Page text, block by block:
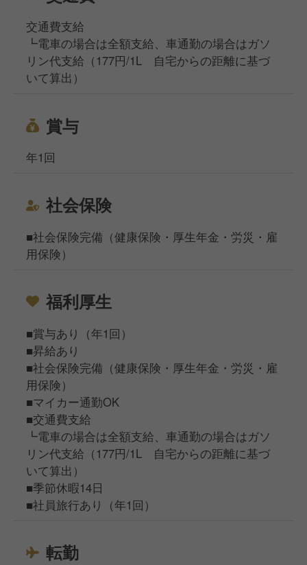
交通費支給
┗電車の場合は全額支給、車通勤の場合はガソ
リン代支給（177円/1L 自宅からの距離に基づ
いて算出）
賞与
年1回
社会保険
■社会保険完備（健康保険・厚生年金・労災・雇
用保険）
福利厚生
■賞与あり（年1回）
■昇給あり
■社会保険完備（健康保険・厚生年金・労災・雇
用保険）
■マイカー通勤OK
■交通費支給
┗電車の場合は全額支給、車通勤の場合はガソ
リン代支給（177円/1L 自宅からの距離に基づ
いて算出）
■季節休暇14日
■社員旅行あり（年1回）
転勤